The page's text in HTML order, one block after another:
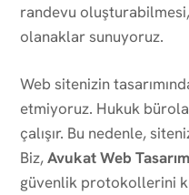
randevu
olanaklar sunuyoruz.
Web sitenizin
etmiyoruz. Hukuk
çalışır. Bu nedenle,
Biz,Avukat Web
güvenlik protokollerini